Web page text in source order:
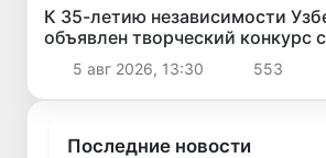
К 35-летию независимости
объявлен творческий конкурс
молодежи
5 авг 2026, 13:30 553
Последние новости